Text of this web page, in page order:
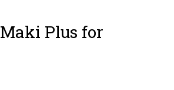
Maki Plus for